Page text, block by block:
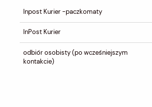
KOSZTÓW PŁATNOŚCI
Inpost Kurier -paczkomaty
InPost Kurier
odbiór osobisty(po wcześniejszym
kontakcie)